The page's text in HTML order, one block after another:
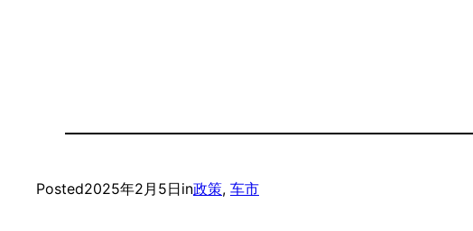
Posted2025年2月5日in政策, 车市